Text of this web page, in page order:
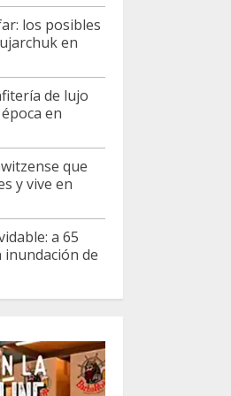
los posibles
en
de lujo
en
que
y vive en
a 65
inundación de